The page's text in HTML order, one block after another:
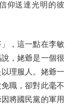
仰送達光明的彼
，這一點在李敏
，姥爺是一個很
理服人。姥爺一
職，卻對此毫不
將國民黨的軍用